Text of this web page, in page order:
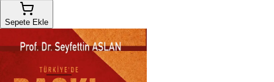
Sepete Ekle